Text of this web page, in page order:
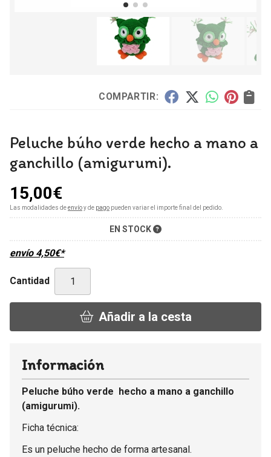
COMPARTIR:
Peluche búho verde hecho a mano a
ganchillo (amigurumi).
15,00€
Las modalidades deenvíoy de pago pueden variar el importe final del pedido.
EN STOCK
envío 4,50€*
Cantidad
Añadir a la cesta
Información
Peluche búho verde hecho a mano a ganchillo
(amigurumi).
Ficha técnica:
Es un peluche hecho de forma artesanal.